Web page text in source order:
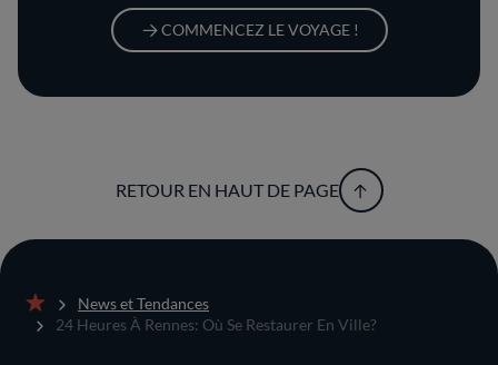
COMMENCEZ LE VOYAGE !
RETOUR EN HAUT DE PAGE
Accueil
News et Tendances
24 Heures À Rennes: Où Se Restaurer En Ville?